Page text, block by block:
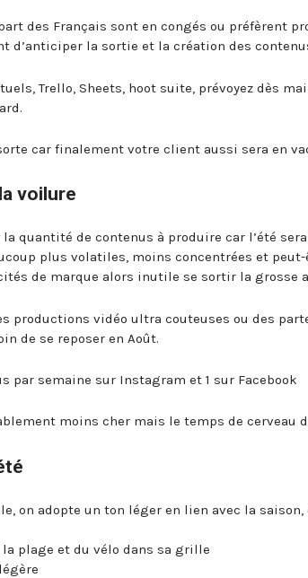
des Français sont en congés ou préfèrent
d’anticiper la sortie et la création des
Trello, Sheets, hoot suite, prévoyez dès
car finalement votre client aussi sera en
voilure
quantité de contenus à produire car l’été
plus volatiles, moins concentrées et
de marque alors inutile se sortir la grosse
productions vidéo ultra couteuses ou des
de se reposer en Août.
par semaine sur Instagram et 1 sur Facebook
moins cher mais le temps de cerveau
on adopte un ton léger en lien avec la
la plage et du vélo dans sa grille